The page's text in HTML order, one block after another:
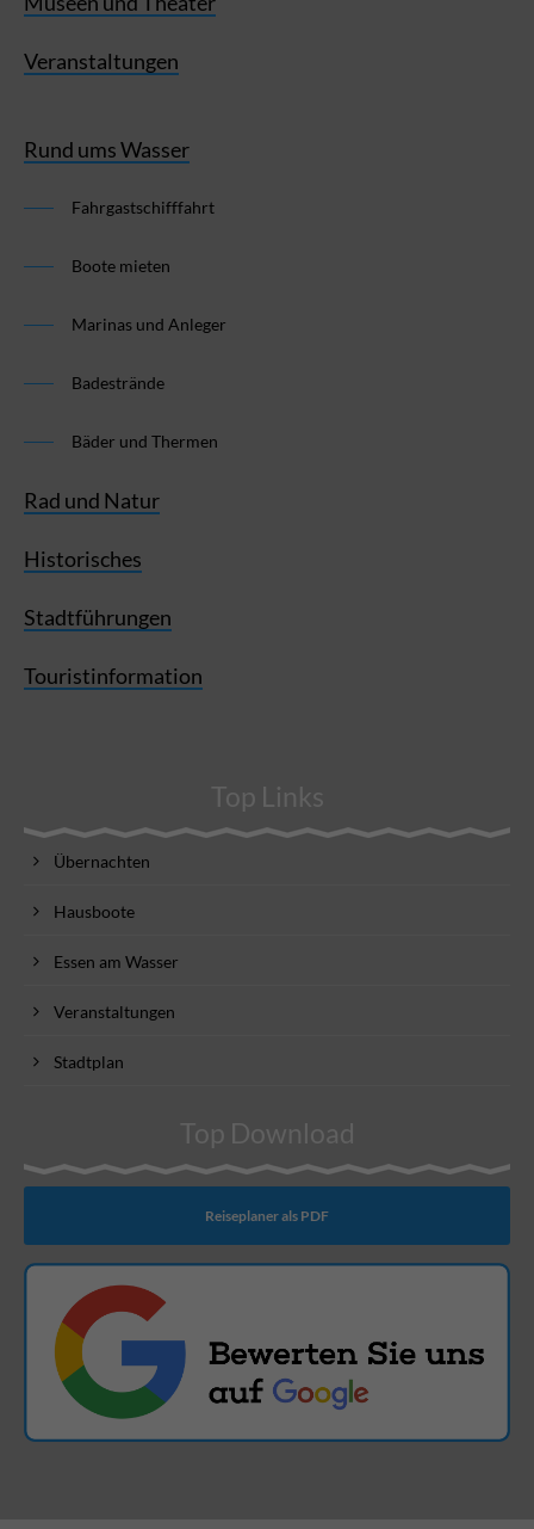
Veranstaltungen
Rund ums Wasser
Fahrgastschifffahrt
Boote mieten
Marinas und Anleger
Badestrände
Bäder und Thermen
Rad und Natur
Historisches
Stadtführungen
Touristinformation
Top Links
Übernachten
Hausboote
Essen am Wasser
Veranstaltungen
Stadtplan
Top Download
Reiseplaner als PDF